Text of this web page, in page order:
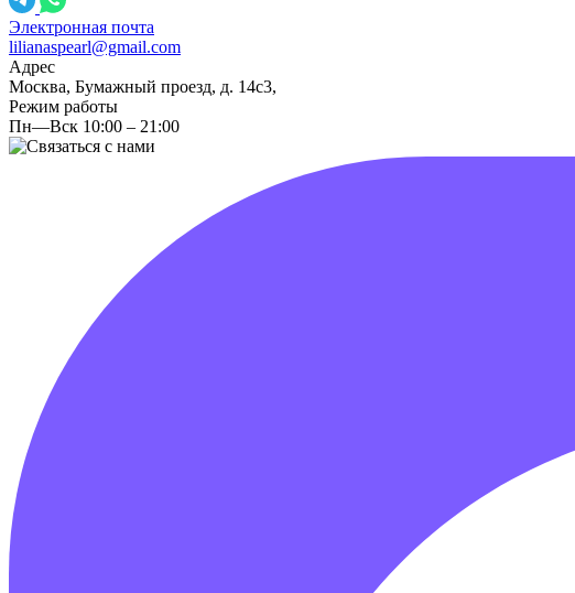
Электронная почта
lilianaspearl@gmail.com
Москва, Бумажный проезд, д. 14с3,
Режим работы
Пн—Вск 10:00 – 21:00